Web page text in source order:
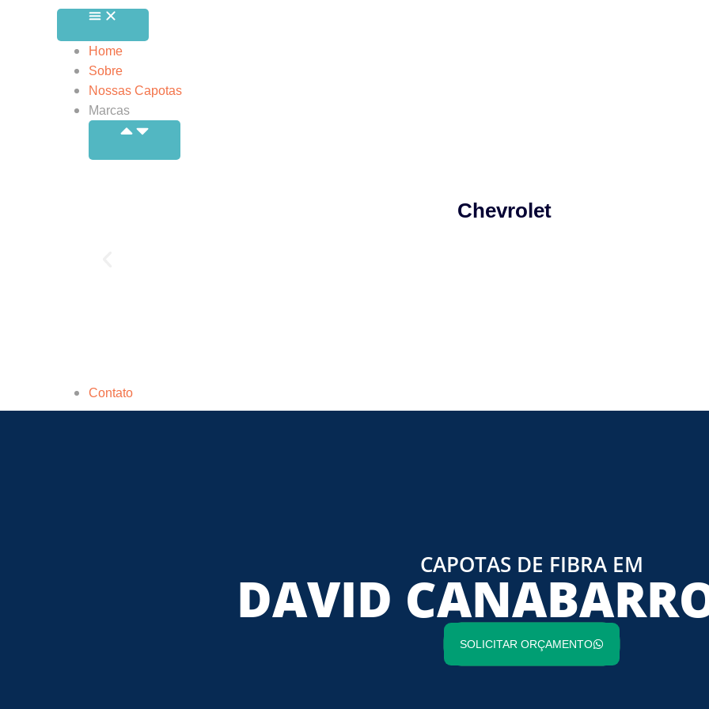
Home
Sobre
Nossas Capotas
Marcas
Chevrolet
Contato
CAPOTAS DE FIBRA EM
DAVID
SOLICITAR ORÇAMENTO